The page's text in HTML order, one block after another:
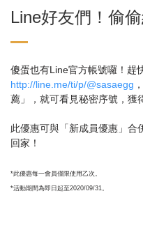
Line好友們！偷
傻蛋也有Line官方帳號囉！趕
http://line.me/ti/p/@sasaegg
薦」，就可看見秘密序號，獲
此優惠可與「新成員優惠」合
回家！
*此優惠每一會員僅限使用乙次。
*活動期間為即日起至2020/09/31。